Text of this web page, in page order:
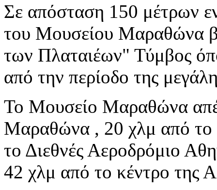
Σε απόσταση 150 μέτρων
του Μουσείου Μαραθώνα
των Πλαταιέων" Τύμβος
από την περίοδο της
Το Μουσείο Μαραθώνα
Μαραθώνα , 20 χλμ από το
το Διεθνές Αεροδρόμιο
42 χλμ από το κέντρο της